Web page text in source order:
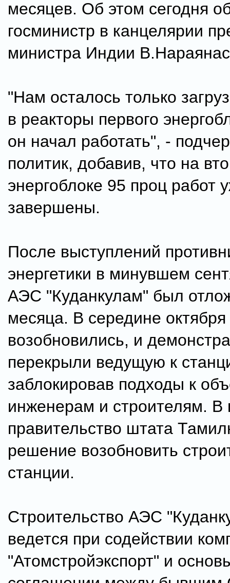
месяцев. Об этом сегодня
госминистр в канцелярии
министра Индии
"Нам осталось только
в реакторы первого
он начал работать", -
политик, добавив, что на
энергоблоке 95 проц работ
завершены.
После выступлений
энергетики в минувшем
АЭС "Куданкулам" был
месяца. В середине
возобновились, и
перекрыли ведущую к
заблокировав подходы к
инженерам и строителям. В
правительство штата
решение возобновить
станции.
Строительство АЭС
ведется при содействии
"Атомстройэкспорт" и